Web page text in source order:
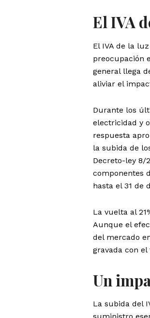
El IVA
El IVA de la
preocupación
general llega
aliviar el
Durante los
electricidad y
respuesta
la subida de
Decreto-ley 8/
componentes
hasta el 31 de
La vuelta al
Aunque el
del mercado
gravada con
Un
La subida del